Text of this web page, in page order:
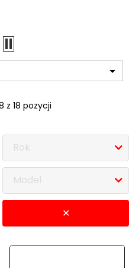

z 18 pozycji
Rok
Model
✕